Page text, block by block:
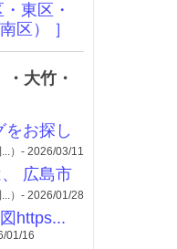
東区・
南区） ］
大竹・
をお探し
）- 2026/03/11
広島市
）- 2026/01/28
https...
01/16